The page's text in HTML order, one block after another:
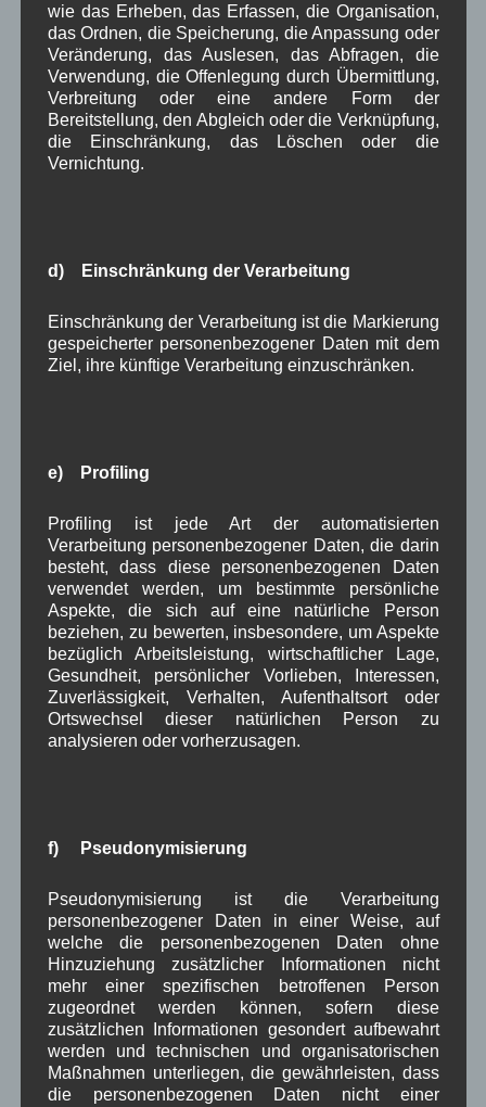
ImOnline-Artikel
vom 30.06.2016 auf
Kreisbote.dewird
der nächste Ochse des ersten Wallgauer
Ochsenrennens vorgestellt. Dieses mal geht es um
Maxl Graf aus Happerg bei Eurasburg.
Veranstaltung,Zeitung
Wallgauer Rennochsen werden
Kreisbote.dewerden
die nächsten beiden Ochsen des ersten Wallgauer
Ochsenrennens vorgestellt. Dieses mal geht es um
Maxl und Beni aus Wallgau.
Lesen Sie hierzu auch unseren Bericht zum
Gründungsjubiläum der Feuerwehr Wallgaumit
dem Festprogramm.
in Wallgau,Pressespiegel Fest,
vorgestellt – Teil 5
Im Online-Artikel
vom 23.06.2016 auf
Kreisbote.de werden
die nächsten beiden Ochsen des ersten Wallgauer
Ochsenrennens vorgestellt. Dieses mal geht es um
Luisi und Leo aus Bad Bayersoien.
Lesen Sie hierzu auch unserenBericht zum
Gründungsjubiläum der Feuerwehr Wallgaumit
wie das Erheben, das Erfassen, die Organisation,
das Ordnen, die Speicherung, die Anpassung oder
Veränderung, das Auslesen, das Abfragen, die
Verwendung, die Offenlegung durch Übermittlung,
Verbreitung oder eine andere Form der
Bereitstellung, den Abgleich oder die Verknüpfung,
die Einschränkung, das Löschen oder die
Vernichtung.
d) Einschränkung der Verarbeitung
Einschränkung der Verarbeitung ist die Markierung
gespeicherter personenbezogener Daten mit dem
Ziel, ihre künftige Verarbeitung einzuschränken.
e) Profiling
Profiling ist jede Art der automatisierten
Verarbeitung personenbezogener Daten, die darin
besteht, dass diese personenbezogenen Daten
verwendet werden, um bestimmte persönliche
Aspekte, die sich auf eine natürliche Person
beziehen, zu bewerten, insbesondere, um Aspekte
bezüglich Arbeitsleistung, wirtschaftlicher Lage,
Gesundheit, persönlicher Vorlieben, Interessen,
Zuverlässigkeit, Verhalten, Aufenthaltsort oder
Ortswechsel dieser natürlichen Person zu
analysieren oder vorherzusagen.
f) Pseudonymisierung
Pseudonymisierung ist die Verarbeitung
personenbezogener Daten in einer Weise, auf
welche die personenbezogenen Daten ohne
Hinzuziehung zusätzlicher Informationen nicht
mehr einer spezifischen betroffenen Person
zugeordnet werden können, sofern diese
zusätzlichen Informationen gesondert aufbewahrt
werden und technischen und organisatorischen
Maßnahmen unterliegen, die gewährleisten, dass
die personenbezogenen Daten nicht einer